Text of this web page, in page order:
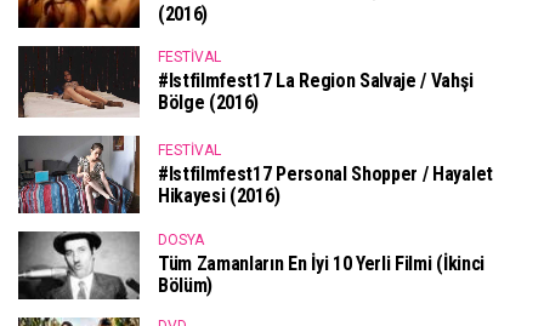
(2016)
FESTIVAL
#istfilmfest17 La Region Salvaje / Vahşi
Bölge (2016)
FESTIVAL
#istfilmfest17 Personal Shopper / Hayalet
Hikayesi (2016)
DOSYA
Tüm Zamanların En İyi 10 Yerli Filmi (İkinci
Bölüm)